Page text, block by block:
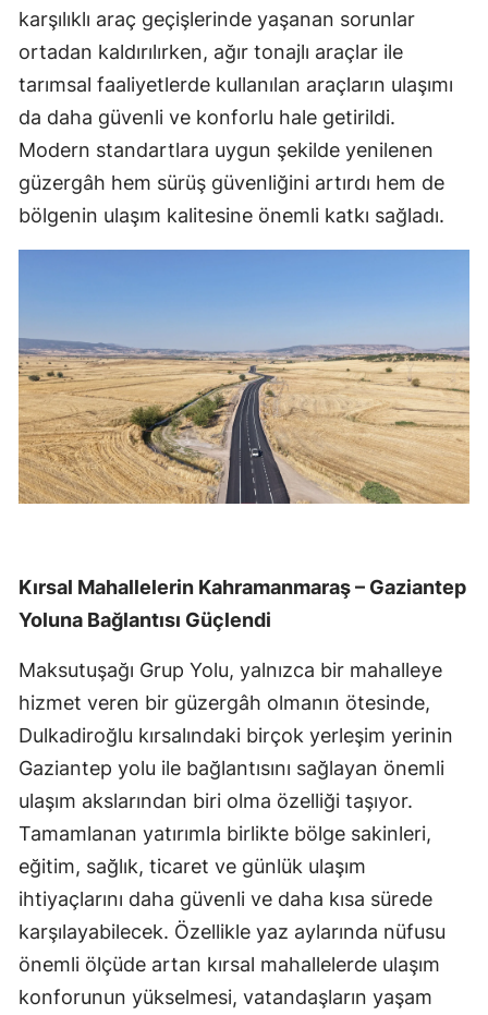
karşılıklı araç geçişlerinde yaşanan sorunlar
ortadan kaldırılırken, ağır tonajlı araçlar ile
tarımsal faaliyetlerde kullanılan araçların ulaşımı
da daha güvenli ve konforlu hale getirildi.
Modern standartlara uygun şekilde yenilenen
güzergâh hem sürüş güvenliğini artırdı hem de
bölgenin ulaşım kalitesine önemli katkı sağladı.
Kırsal Mahallelerin Kahramanmaraş – Gaziantep
Yoluna Bağlantısı Güçlendi
Maksutuşağı Grup Yolu, yalnızca bir mahalleye
hizmet veren bir güzergâh olmanın ötesinde,
Dulkadiroğlu kırsalındaki birçok yerleşim yerinin
Gaziantep yolu ile bağlantısını sağlayan önemli
ulaşım akslarından biri olma özelliği taşıyor.
Tamamlanan yatırımla birlikte bölge sakinleri,
eğitim, sağlık, ticaret ve günlük ulaşım
ihtiyaçlarını daha güvenli ve daha kısa sürede
karşılayabilecek. Özellikle yaz aylarında nüfusu
önemli ölçüde artan kırsal mahallelerde ulaşım
konforunun yükselmesi, vatandaşların yaşam